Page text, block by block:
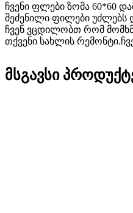
ჩვენი ფლები ზომა 60*60
შეძენილი ფილები
ჩვენ ვცდილობთ რომ
თქვენი სახლის
მსგავსი